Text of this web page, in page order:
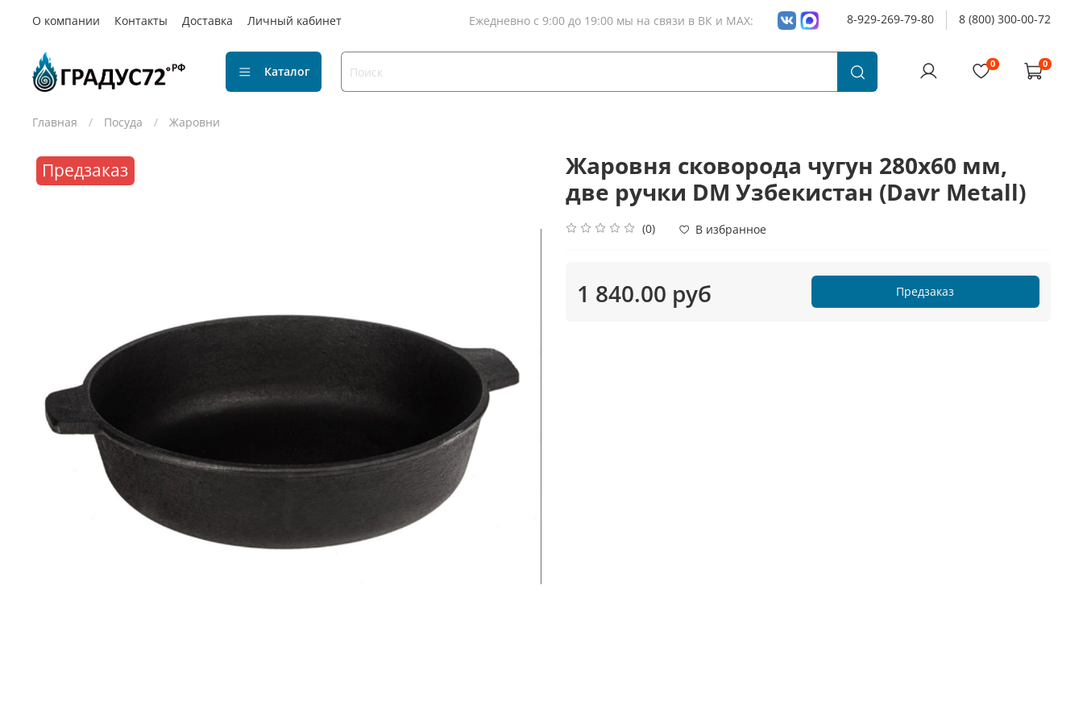
О компании Контакты Доставка Личный кабинет Ежедневно с 9:00 до 19:00 мы на связи в ВК и MAX: 8-929-269-79-80 8 (800) 300-00-72
Каталог
0 0
Главная Посуда Жаровни
Предзаказ
Жаровня сковорода чугун 280х60 мм,
две ручки DM Узбекистан (Davr Metall)
(0) В избранное
1 840.00 руб Предзаказ